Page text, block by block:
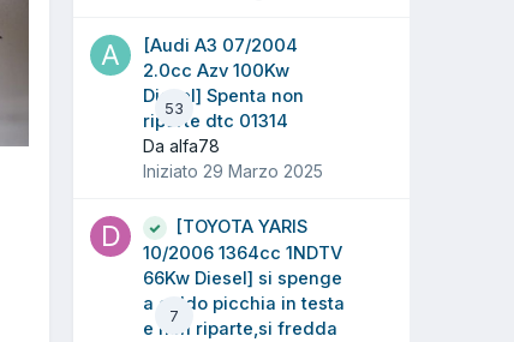
53
[Audi A3 07/2004
2.0cc Azv 100Kw
Diesel] Spenta non
riparte dtc 01314
Da alfa78
Iniziato 29 Marzo 2025
7
[TOYOTA YARIS
10/2006 1364cc 1NDTV
66Kw Diesel] si spenge
a caldo picchia in testa
e non riparte,si fredda